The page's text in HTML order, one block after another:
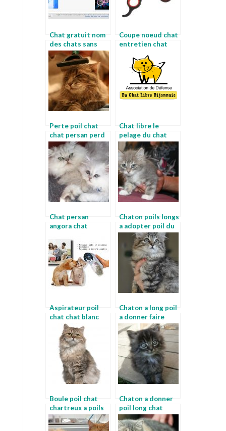
Chat gratuit nom
des chats sans
poils
Coupe noeud chat
entretien chat
Perte poil chat
chat persan perd
ses poils
Chat libre le
pelage du chat
Chat persan
angora chat
Chaton poils longs
a adopter poil du
chat
Aspirateur poil
chat chat blanc
Chaton a long poil
a donner faire
raser son chat
Boule poil chat
chartreux a poils
longs
Chaton a donner
poil long chat
persan noir